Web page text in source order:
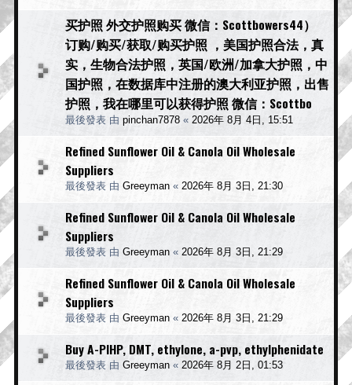
买护照 外交护照购买 微信：Scottbowers44）
订购/购买/获取/购买护照 ，美国护照合法，真
实，生物合法护照，英国/欧洲/加拿大护照，中
国护照，在数据库中注册的澳大利亚护照，出售
护照，我在哪里可以获得护照 微信：Scottbo
最後發表 由 pinchan7878 « 2026年 8月 4日, 15:51
Refined Sunflower Oil & Canola Oil Wholesale
Suppliers
最後發表 由 Greeyman « 2026年 8月 3日, 21:30
Refined Sunflower Oil & Canola Oil Wholesale
Suppliers
最後發表 由 Greeyman « 2026年 8月 3日, 21:29
Refined Sunflower Oil & Canola Oil Wholesale
Suppliers
最後發表 由 Greeyman « 2026年 8月 3日, 21:29
Buy A-PIHP, DMT, ethylone, a-pvp, ethylphenidate
最後發表 由 Greeyman « 2026年 8月 2日, 01:53